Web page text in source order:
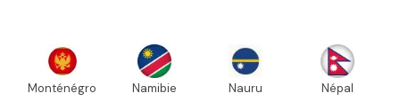
Monténégro Namibie Nauru Népal